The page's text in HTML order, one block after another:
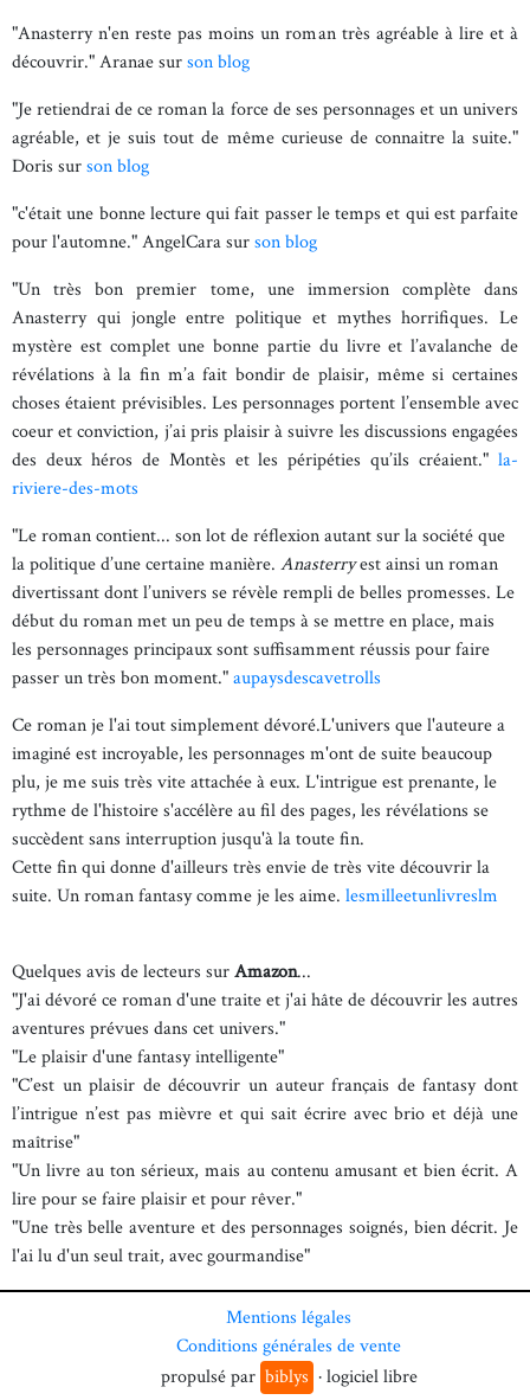
"Anasterry n'en reste pas moins un roman très agréable à lire et à
découvrir." Aranae surson blog
"Je retiendrai de ce roman la force de ses personnages et un univers
agréable, et je suis tout de même curieuse de connaitre la suite."
Doris surson blog
"c'était une bonne lecture qui fait passer le temps et qui est parfaite
pour l'automne." AngelCara surson blog
"Un très bon premier tome, une immersion complète dans
Anasterry qui jongle entre politique et mythes horrifiques. Le
mystère est complet une bonne partie du livre et l’avalanche de
révélations à la fin m’a fait bondir de plaisir, même si certaines
choses étaient prévisibles. Les personnages portent l’ensemble avec
coeur et conviction, j’ai pris plaisir à suivre les discussions engagées
des deux héros de Montès et les péripéties qu’ils créaient." la-
riviere-des-mots
"Le roman contient... son lot de réflexion autant sur la société que
la politique d’une certaine manière. Anasterryest ainsi un roman
divertissant dont l’univers se révèle rempli de belles promesses. Le
début du roman met un peu de temps à se mettre en place, mais
les personnages principaux sont suffisamment réussis pour faire
passer un très bon moment."aupaysdescavetrolls
Ce roman je l'ai tout simplement dévoré.L'univers que l'auteure a
imaginé est incroyable, les personnages m'ont de suite beaucoup
plu, je me suis très vite attachée à eux. L'intrigue est prenante, le
rythme de l'histoire s'accélère au fil des pages, les révélations se
succèdent sans interruption jusqu'à la toute fin.
Cette fin qui donne d'ailleurs très envie de très vite découvrir la
suite. Un roman fantasy comme je les aime. lesmilleetunlivreslm
Quelques avis de lecteurs surAmazon...
"J'ai dévoré ce roman d'une traite et j'ai hâte de découvrir les autres
aventures prévues dans cet univers."
"Le plaisir d'une fantasy intelligente"
"C’est un plaisir de découvrir un auteur français de fantasy dont
l’intrigue n’est pas mièvre et qui sait écrire avec brio et déjà une
maîtrise"
"Un livre au ton sérieux, mais au contenu amusant et bien écrit. A
lire pour se faire plaisir et pour rêver."
"Une très belle aventure et des personnages soignés, bien décrit. Je
l'ai lu d'un seul trait, avec gourmandise"
Mentions légales
Conditions générales de vente
propulsé par biblys · logiciel libre